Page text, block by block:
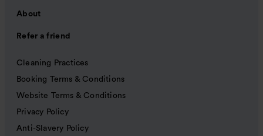
About
Refer a friend
Cleaning Practices
Booking Terms & Conditions
Website Terms & Conditions
Privacy Policy
Anti-Slavery Policy